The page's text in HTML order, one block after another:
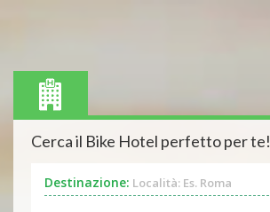
Cerca il Bike Hotel perfetto per te!
Destinazione: Località: Es. Roma